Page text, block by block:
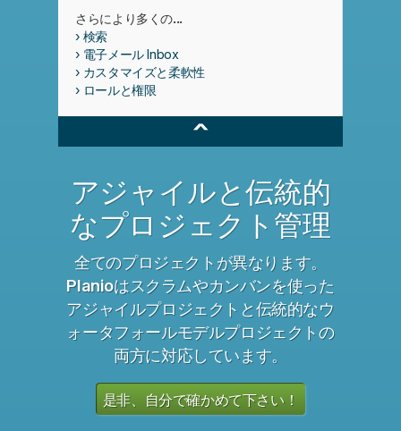
さらにより多くの...
検索
電子メール Inbox
カスタマイズと柔軟性
ロールと権限
^
アジャイルと伝統的
なプロジェクト管理
全てのプロジェクトが異なります。
Planioはスクラムやカンバンを使った
アジャイルプロジェクトと伝統的なウ
ォータフォールモデルプロジェクトの
両方に対応しています。
是非、自分で確かめて下さい！